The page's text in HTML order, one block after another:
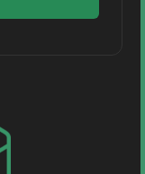
تنجح تطبيقات
ولذلك، فإن
المزيد من
يمكن إرساء
أصيلاً من تجربة